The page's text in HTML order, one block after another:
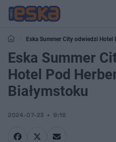
Eska Summer City odwiedzi Hotel
Eska Summer
Hotel Pod
Białymstoku
2024-07-23 9:16